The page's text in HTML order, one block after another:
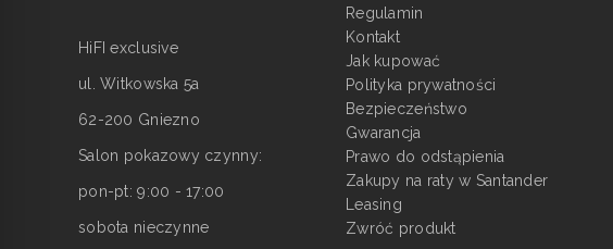
HiFI exclusive
ul. Witkowska 5a
62-200 Gniezno
Salon pokazowy czynny:
pon-pt: 9:00 - 17:00
sobota nieczynne
Regulamin
Kontakt
Jak kupować
Polityka prywatności
Bezpieczeństwo
Gwarancja
Prawo do odstąpienia
Zakupy na raty w Santander
Leasing
Zwróć produkt